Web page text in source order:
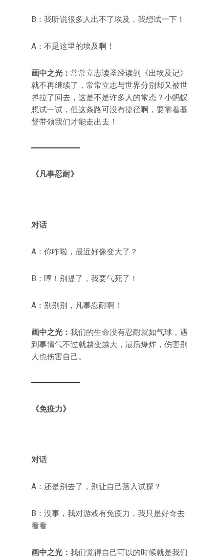
B：我听说很多人出不了埃及，我想试一下！
A：不是这里的埃及啊！
画中之光： 常常立志读圣经读到《出埃及记》
就不再继续了，常常立志与世界分别却又被世
界拉了回去，这是不是许多人的常态？小蚂蚁
想试一试，但这条路可没有捷径啊，要靠着基
督带领我们才能走出去！
《凡事忍耐》
对话
A：你咋啦，最近好像变大了？
B：哼！别提了，我要气死了！
A：别别别，凡事忍耐啊！
画中之光： 我们的生命没有忍耐就如气球，遇
到事情气不过就越变越大，最后爆炸，伤害别
人也伤害自己。
《免疫力》
对话
A：还是别去了，别让自己落入试探？
B：没事，我对游戏有免疫力，我只是好奇去
看看
画中之光： 我们觉得自己可以的时候就是我们